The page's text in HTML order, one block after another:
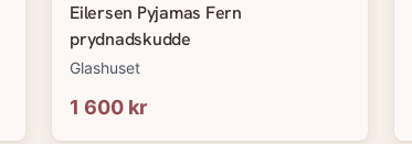
Eilersen Pyjamas Fern
prydnadskudde
Glashuset
1 600 kr